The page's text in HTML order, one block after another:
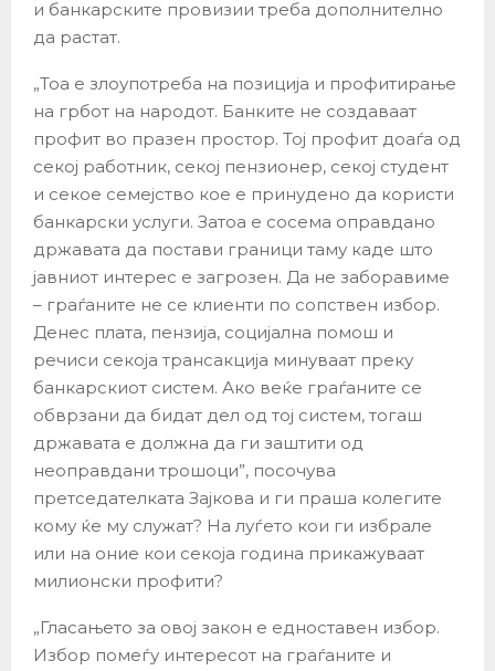
и банкарските провизии треба дополнително
да растат.
„Тоа е злоупотреба на позиција и профитирање
на грбот на народот. Банките не создаваат
профит во празен простор. Тој профит доаѓа од
секој работник, секој пензионер, секој студент
и секое семејство кое е принудено да користи
банкарски услуги. Затоа е сосема оправдано
државата да постави граници таму каде што
јавниот интерес е загрозен. Да не заборавиме
– граѓаните не се клиенти по сопствен избор.
Денес плата, пензија, социјална помош и
речиси секоја трансакција минуваат преку
банкарскиот систем. Ако веќе граѓаните се
обврзани да бидат дел од тој систем, тогаш
државата е должна да ги заштити од
неоправдани трошоци”, посочува
претседателката Зајкова и ги праша колегите
кому ќе му служат? На луѓето кои ги избрале
или на оние кои секоја година прикажуваат
милионски профити?
„Гласањето за овој закон е едноставен избор.
Избор помеѓу интересот на граѓаните и